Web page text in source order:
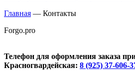
Главная — Контакты
Forgo.pro
Телефон для оформления заказа
Красногвардейская: 8 (925) 37-606-